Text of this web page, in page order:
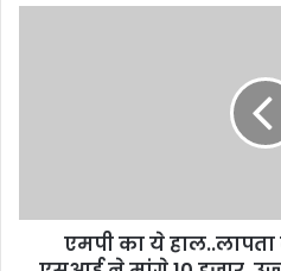
एमपी का ये